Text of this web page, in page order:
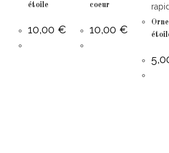
étoile
10,00 €
coeur
10,00 €